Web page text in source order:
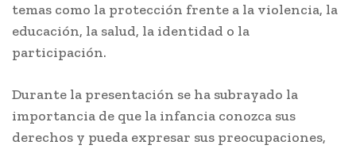
temas como la protección frente a la violencia, la
educación, la salud, la identidad o la
participación.
Durante la presentación se ha subrayado la
importancia de que la infancia conozca sus
derechos y pueda expresar sus preocupaciones,